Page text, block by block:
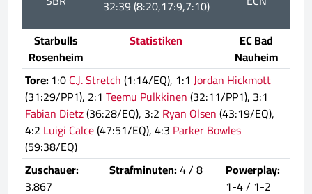
32:39 (8:20,17:9,7:10)
Starbulls
Rosenheim
Statistiken
EC Bad
Nauheim
Tore:1:0C.J. Stretch(1:14/EQ), 1:1 Jordan Hickmott
(31:29/PP1), 2:1 Teemu Pulkkinen(32:11/PP1), 3:1
Fabian Dietz(36:28/EQ), 3:2 Ryan Olsen(43:19/EQ),
4:2 Luigi Calce(47:51/EQ), 4:3 Parker Bowles
(59:38/EQ)
Zuschauer:
3.867
Strafminuten:4 / 8
Powerplay:
1-4 / 1-2